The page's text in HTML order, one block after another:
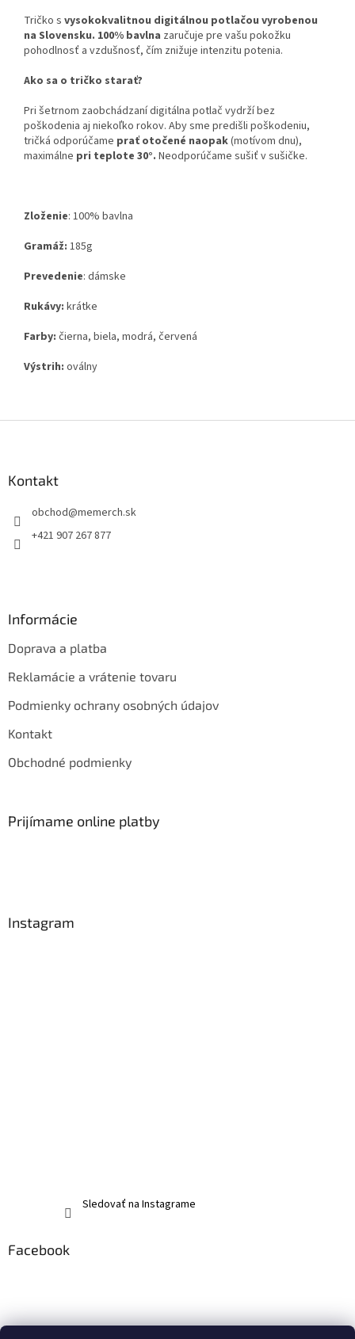
Tričko s vysokokvalitnou digitálnou potlačou vyrobenou
na Slovensku. 100% bavlna zaručuje pre vašu pokožku
pohodlnosť a vzdušnosť, čím znižuje intenzitu potenia.
Ako sa o tričko starať?
Pri šetrnom zaobchádzaní digitálna potlač vydrží bez
poškodenia aj niekoľko rokov. Aby sme predišli poškodeniu,
tričká odporúčame prať otočené naopak(motívom dnu),
maximálne pri teplote 30°. Neodporúčame sušiť v sušičke.
Zloženie: 100% bavlna
Gramáž: 185g
Prevedenie: dámske
Rukávy: krátke
Farby: čierna, biela, modrá, červená
Výstrih: oválny
Kontakt
obchod@memerch.sk
+421 907 267 877
Informácie
Doprava a platba
Reklamácie a vrátenie tovaru
Podmienky ochrany osobných údajov
Kontakt
Obchodné podmienky
Prijímame online platby
Instagram
Sledovať na Instagrame
Facebook